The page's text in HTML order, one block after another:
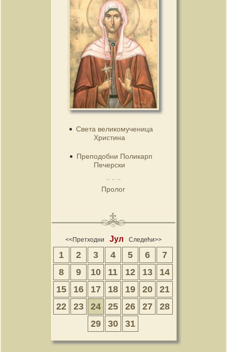
Света великомученица
Христина
Преподобни Поликарп
Печерски
Пролог
<<Претходни Јул Следећи>>
1 2 3 4 5 6
7
8
9 10 11 12 13
14
15
16 17 18 19 20
21
22
23 24 25 26 27
28
29
30 31